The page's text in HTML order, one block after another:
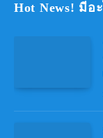
Hot News! มีอ